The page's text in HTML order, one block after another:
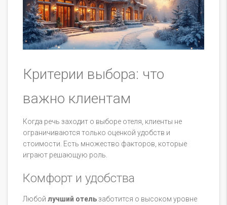
Критерии выбора: что
важно клиентам
Когда речь заходит о выборе отеля, клиенты не
ограничиваются только оценкой удобств и
стоимости. Есть множество факторов, которые
играют решающую роль.
Комфорт и удобства
Любой лучший отельзаботится о высоком уровне